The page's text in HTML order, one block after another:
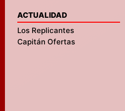
ACTUALIDAD
Los Replicantes
Capitán Ofertas